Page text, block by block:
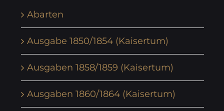
Abarten
Ausgabe 1850/1854 (Kaisertum)
Ausgaben 1858/1859 (Kaisertum)
Ausgaben 1860/1864 (Kaisertum)